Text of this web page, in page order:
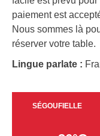
paiement est
Nous sommes là
réserver votre table.
Lingue parlate :